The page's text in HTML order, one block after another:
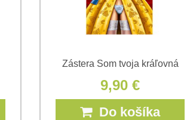
Zástera Som tvoja kráľovná
9,90 €
Do košíka